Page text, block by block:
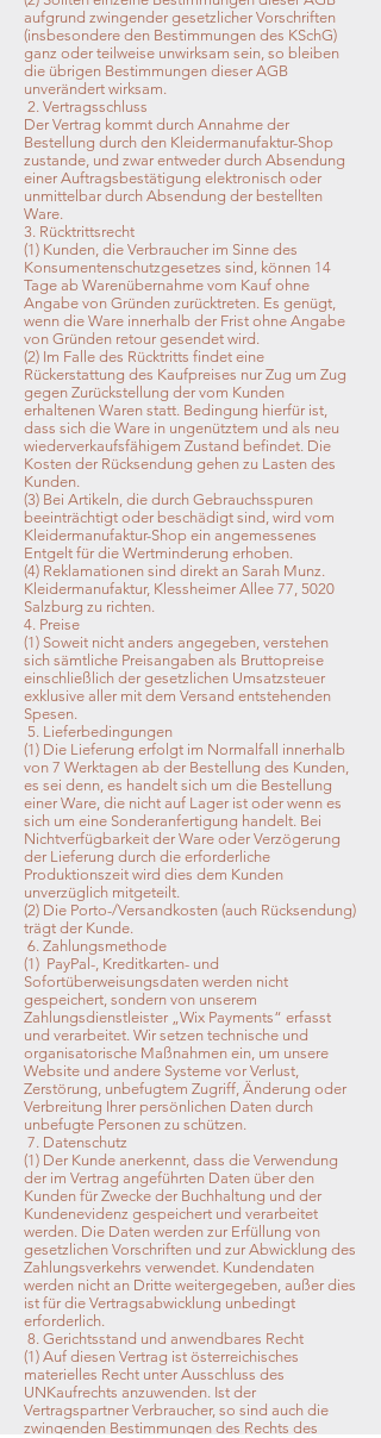
aufgrund zwingender gesetzlicher Vorschriften
(insbesondere den Bestimmungen des KSchG)
ganz oder teilweise unwirksam sein, so bleiben
die übrigen Bestimmungen dieser AGB
unverändert wirksam.
2. Vertragsschluss
Der Vertrag kommt durch Annahme der
Bestellung durch den Kleidermanufaktur-Shop
zustande, und zwar entweder durch Absendung
einer Auftragsbestätigung elektronisch oder
unmittelbar durch Absendung der bestellten
Ware.
3. Rücktrittsrecht
(1) Kunden, die Verbraucher im Sinne des
Konsumentenschutzgesetzes sind, können 14
Tage ab Warenübernahme vom Kauf ohne
Angabe von Gründen zurücktreten. Es genügt,
wenn die Ware innerhalb der Frist ohne Angabe
von Gründen retour gesendet wird.
(2) Im Falle des Rücktritts findet eine
Rückerstattung des Kaufpreises nur Zug um Zug
gegen Zurückstellung der vom Kunden
erhaltenen Waren statt. Bedingung hierfür ist,
dass sich die Ware in ungenütztem und als neu
wiederverkaufsfähigem Zustand befindet. Die
Kosten der Rücksendung gehen zu Lasten des
Kunden.
(3) Bei Artikeln, die durch Gebrauchsspuren
beeinträchtigt oder beschädigt sind, wird vom
Kleidermanufaktur-Shop ein angemessenes
Entgelt für die Wertminderung erhoben.
(4) Reklamationen sind direkt an Sarah Munz.
Kleidermanufaktur, Klessheimer Allee 77, 5020
Salzburg zu richten.
4. Preise
(1) Soweit nicht anders angegeben, verstehen
sich sämtliche Preisangaben als Bruttopreise
einschließlich der gesetzlichen Umsatzsteuer
exklusive aller mit dem Versand entstehenden
Spesen.
5. Lieferbedingungen
(1) Die Lieferung erfolgt im Normalfall innerhalb
von 7 Werktagen ab der Bestellung des Kunden,
es sei denn, es handelt sich um die Bestellung
einer Ware, die nicht auf Lager ist oder wenn es
sich um eine Sonderanfertigung handelt. Bei
Nichtverfügbarkeit der Ware oder Verzögerung
der Lieferung durch die erforderliche
Produktionszeit wird dies dem Kunden
unverzüglich mitgeteilt.
(2) Die Porto-/Versandkosten (auch Rücksendung)
trägt der Kunde.
6. Zahlungsmethode
(1) PayPal-, Kreditkarten- und
Sofortüberweisungsdaten werden nicht
gespeichert, sondern von unserem
Zahlungsdienstleister „Wix Payments“ erfasst
und verarbeitet. Wir setzen technische und
organisatorische Maßnahmen ein, um unsere
Website und andere Systeme vor Verlust,
Zerstörung, unbefugtem Zugriff, Änderung oder
Verbreitung Ihrer persönlichen Daten durch
unbefugte Personen zu schützen.
7. Datenschutz
(1) Der Kunde anerkennt, dass die Verwendung
der im Vertrag angeführten Daten über den
Kunden für Zwecke der Buchhaltung und der
Kundenevidenz gespeichert und verarbeitet
werden. Die Daten werden zur Erfüllung von
gesetzlichen Vorschriften und zur Abwicklung des
Zahlungsverkehrs verwendet. Kundendaten
werden nicht an Dritte weitergegeben, außer dies
ist für die Vertragsabwicklung unbedingt
erforderlich.
8. Gerichtsstand und anwendbares Recht
(1) Auf diesen Vertrag ist österreichisches
materielles Recht unter Ausschluss des
UNKaufrechts anzuwenden. Ist der
Vertragspartner Verbraucher, so sind auch die
zwingenden Bestimmungen des Rechts des